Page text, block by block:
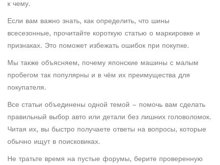
к чему.
Если вам важно знать, как определить, что шины
всесезонные, прочитайте короткую статью о маркировке и
признаках. Это поможет избежать ошибок при покупке.
Мы также объясняем, почему японские машины с малым
пробегом так популярны и в чём их преимущества для
покупателя.
Все статьи объединены одной темой – помочь вам сделать
правильный выбор авто или детали без лишних головоломок.
Читая их, вы быстро получаете ответы на вопросы, которые
обычно ищут в поисковиках.
Не тратьте время на пустые форумы, берите проверенную